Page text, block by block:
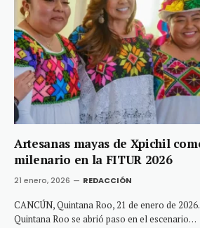
Artesanas mayas de Xpichil
milenario en la FITUR 2026
21 enero, 2026 REDACCIÓN
CANCÚN, Quintana Roo, 21 de enero de
Quintana Roo se abrió paso en el escenario…